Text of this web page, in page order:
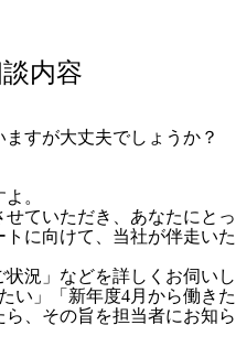
内容
すが大丈夫でしょうか？
。
ていただき、あなたにとっ
に向けて、当社が伴走いた
況」などを詳しくお伺いし
い」「新年度4月から働きた
ら、その旨を担当者にお知ら